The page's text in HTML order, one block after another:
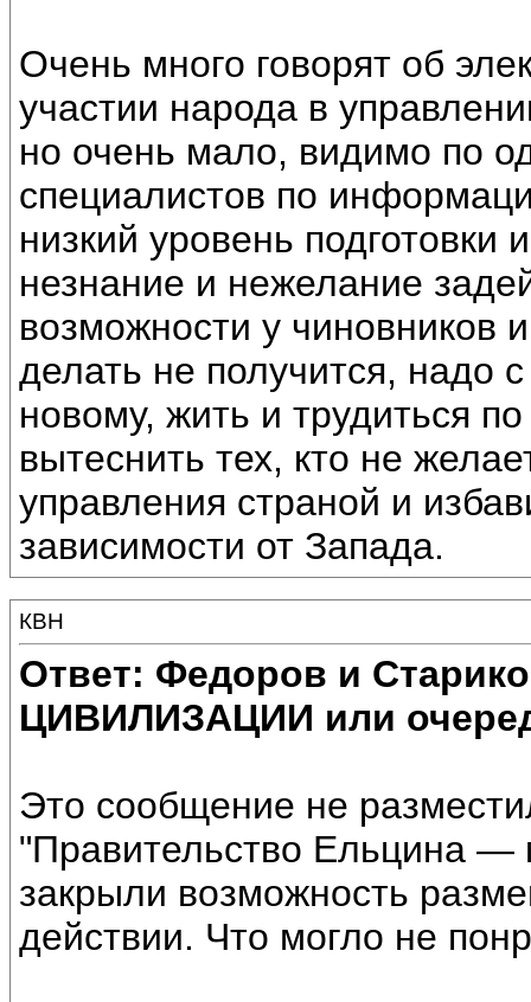
Очень много говорят об
участии народа в
но очень мало, видимо по
специалистов по
низкий уровень
незнание и нежелание
возможности у чиновников
делать не получится, надо
новому, жить и трудиться
вытеснить тех, кто не
управления страной и
зависимости от Запада.
КВН
Ответ: Федоров и
ЦИВИЛИЗАЦИИ или
Это сообщение не
"Правительство Ельцина
закрыли возможность
действии. Что могло не